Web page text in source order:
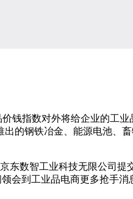
指数对外将给企业的工业
的钢铁冶金、能源电池、
数智工业科技无限公司提
会到工业品电商更多抢手